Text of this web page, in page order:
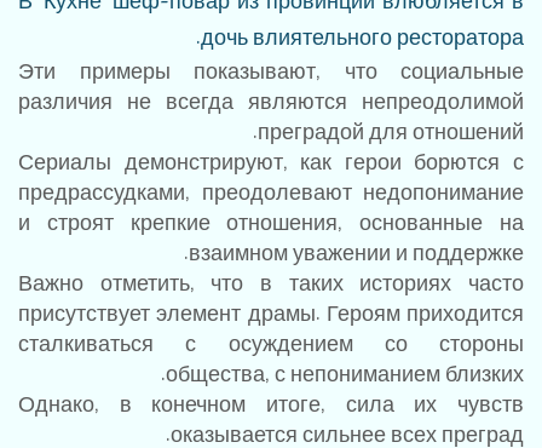
дочь влиятельного ресторатора.
Эти примеры показывают, что социальные
различия не всегда являются непреодолимой
преградой для отношений.
Сериалы демонстрируют, как герои борются с
предрассудками, преодолевают недопонимание
и строят крепкие отношения, основанные на
взаимном уважении и поддержке.
Важно отметить, что в таких историях часто
присутствует элемент драмы. Героям приходится
сталкиваться с осуждением со стороны
общества, с непониманием близких.
Однако, в конечном итоге, сила их чувств
оказывается сильнее всех преград.